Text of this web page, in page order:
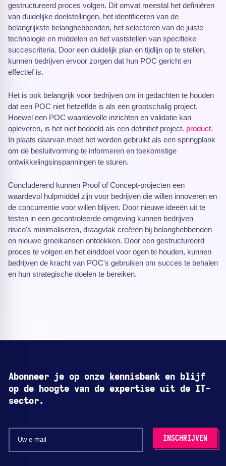
gestructureerd proces volgen. Dit omvat meestal het definiëren
van duidelijke doelstellingen, het identificeren van de
belangrijkste belanghebbenden, het selecteren van de juiste
technologie en middelen en het vaststellen van specifieke
succescriteria. Door een duidelijk plan en tijdlijn op te stellen,
kunnen bedrijven ervoor zorgen dat hun POC gericht en
effectief is.
Het is ook belangrijk voor bedrijven om in gedachten te houden
dat een POC niet hetzelfde is als een grootschalig project.
Hoewel een POC waardevolle inzichten en validatie kan
opleveren, is het niet bedoeld als een definitief project. product.
In plaats daarvan moet het worden gebruikt als een springplank
om de besluitvorming te informeren en toekomstige
ontwikkelingsinspanningen te sturen.
Concluderend kunnen Proof of Concept-projecten een
waardevol hulpmiddel zijn voor bedrijven die willen innoveren en
de concurrentie voor willen blijven. Door nieuwe ideeën uit te
testen in een gecontroleerde omgeving kunnen bedrijven
risico's minimaliseren, draagvlak creëren bij belanghebbenden
en nieuwe groeikansen ontdekken. Door een gestructureerd
proces te volgen en het einddoel voor ogen te houden, kunnen
bedrijven de kracht van POC's gebruiken om succes te behalen
en hun strategische doelen te bereiken.
Abonneer je op onze kennisbank en blijf
op de hoogte van de expertise uit de IT-
sector.